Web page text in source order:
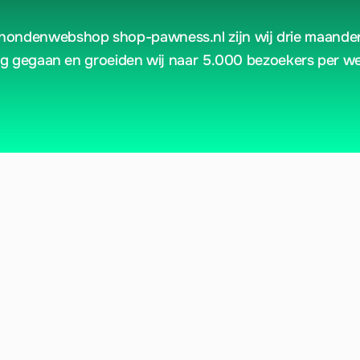
shop-pawness.nl zijn wij drie
gegaan en groeiden wij naar 5.000 bezoekers per